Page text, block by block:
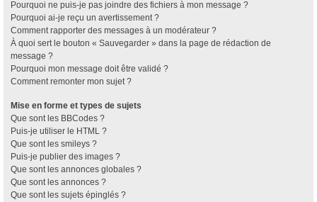
Pourquoi ne puis-je pas joindre des fichiers à mon message ?
Pourquoi ai-je reçu un avertissement ?
Comment rapporter des messages à un modérateur ?
À quoi sert le bouton « Sauvegarder » dans la page de rédaction de
message ?
Pourquoi mon message doit être validé ?
Comment remonter mon sujet ?
Mise en forme et types de sujets
Que sont les BBCodes ?
Puis-je utiliser le HTML ?
Que sont les smileys ?
Puis-je publier des images ?
Que sont les annonces globales ?
Que sont les annonces ?
Que sont les sujets épinglés ?